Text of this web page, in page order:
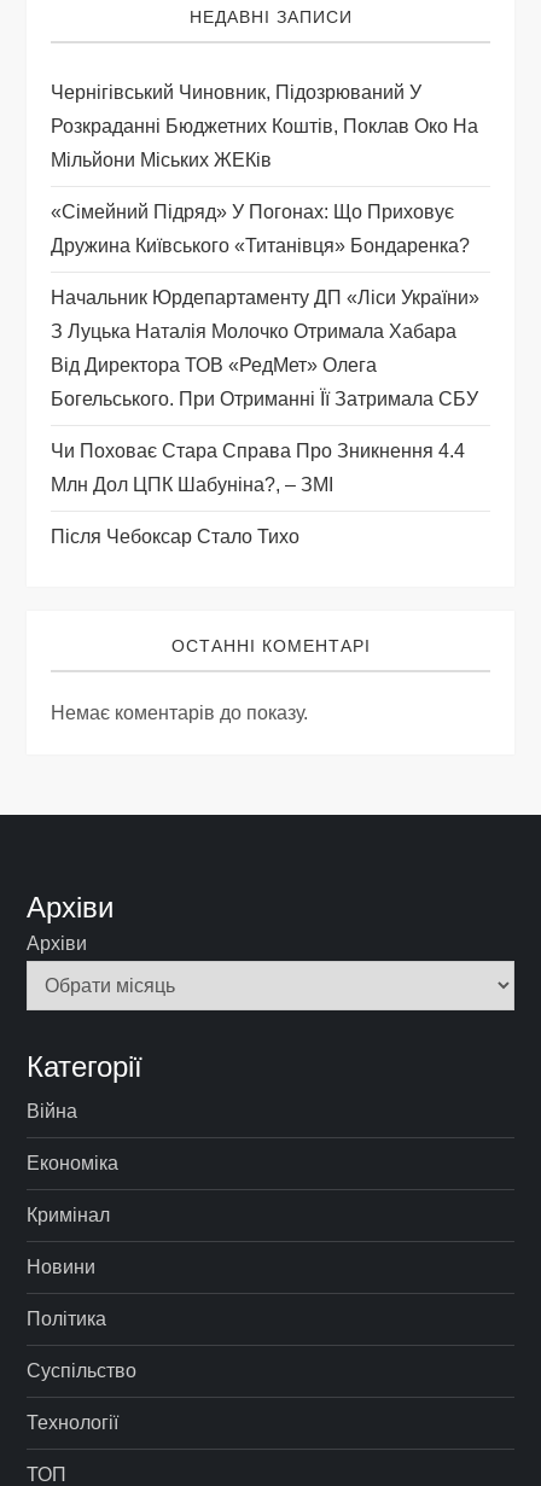
з
а
п
и
с
і
в
НЕДАВНІ ЗАПИСИ
Чернігівський Чиновник, Підозрюваний У
Розкраданні Бюджетних Коштів, Поклав Око На
Мільйони Міських ЖЕКів
«Сімейний Підряд» У Погонах: Що Приховує
Дружина Київського «титанівця» Бондаренка?
Начальник Юрдепартаменту ДП «Ліси України»
З Луцька Наталія Молочко Отримала Хабара
Від Директора ТОВ «РедМет» Олега
Богельського. При Отриманні Її Затримала СБУ
Чи Поховає Стара Справа Про Зникнення 4.4
Млн Дол ЦПК Шабуніна?, – ЗМІ
Після Чебоксар Стало Тихо
ОСТАННІ КОМЕНТАРІ
Немає коментарів до показу.
Архіви
Архіви
Категорії
Війна
Економіка
Кримінал
Новини
Політика
Суспільство
Технології
ТОП